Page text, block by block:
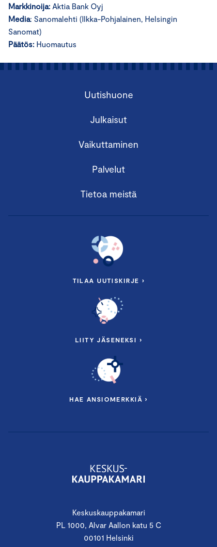
Markkinoija: Aktia Bank Oyj
Media: Sanomalehti (Ilkka-Pohjalainen, Helsingin
Sanomat)
Päätös: Huomautus
Keskuskauppakamari
PL 1000, Alvar Aallon katu 5 C
00101 Helsinki
Uutishuone
Julkaisut
Vaikuttaminen
Palvelut
Tietoa meistä
TILAA UUTISKIRJE ›
LIITY JÄSENEKSI ›
HAE ANSIOMERKKIÄ ›